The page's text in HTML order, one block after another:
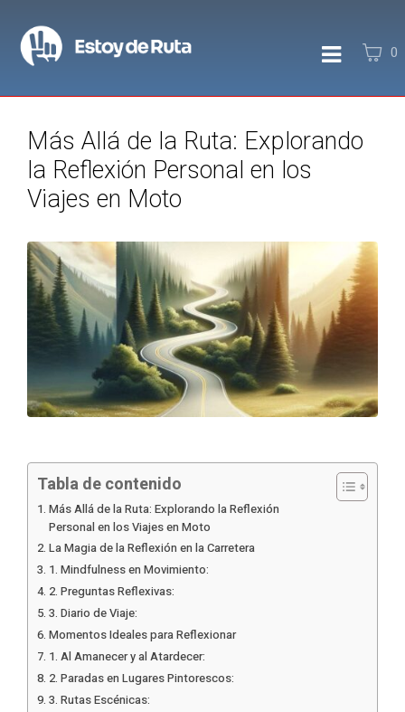
0
Más Allá de la Ruta: Explorando
la Reflexión Personal en los
Viajes en Moto
Tabla de contenido
Más Allá de la Ruta: Explorando la Reflexión
Personal en los Viajes en Moto
La Magia de la Reflexión en la Carretera
1. Mindfulness en Movimiento:
2. Preguntas Reflexivas:
3. Diario de Viaje:
Momentos Ideales para Reflexionar
1. Al Amanecer y al Atardecer:
2. Paradas en Lugares Pintorescos:
3. Rutas Escénicas: